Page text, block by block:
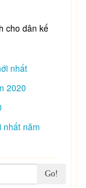
cho dân kế
nhất
2020
nhất năm
Go!